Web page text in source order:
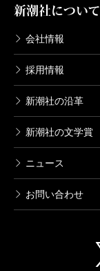
新潮社について
会社情報
採用情報
新潮社の沿革
新潮社の文学賞
ニュース
お問い合わせ